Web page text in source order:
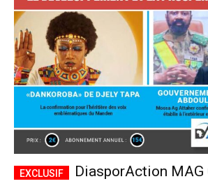
DiasporAction MAG